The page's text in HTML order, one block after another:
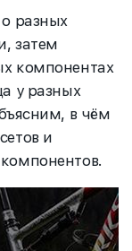
разных
затем
компонентах
у разных
в чём
и